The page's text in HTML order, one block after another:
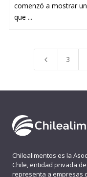
comenzó a mostrar
que ...
4 3
Chilealimentos es la
Chile, entidad privada
representa a empresas